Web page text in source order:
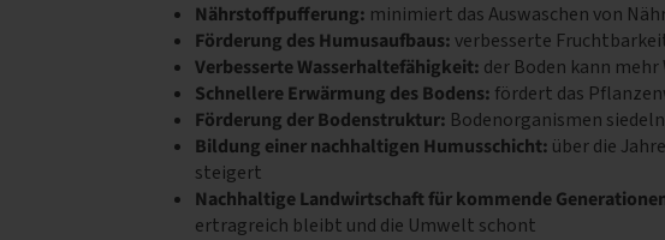
Nährstoffpufferung: minimiert das Auswaschen von
Förderung des Humusaufbaus:verbesserte
Verbesserte Wasserhaltefähigkeit: der Boden kann
Schnellere Erwärmung des Bodens: fördert das
Förderung der Bodenstruktur: Bodenorganismen
Bildung einer nachhaltigen Humusschicht: über die
steigert
Nachhaltige Landwirtschaft für kommende
ertragreich bleibt und die Umwelt schont